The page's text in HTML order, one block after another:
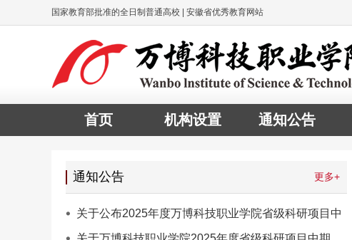
国家教育部批准的全日制普通高校 | 安徽省优秀教育网站
首页 机构设置 通知公告
更多+
通知公告
关于公布2025年度万博科技职业学院省级科研项目中